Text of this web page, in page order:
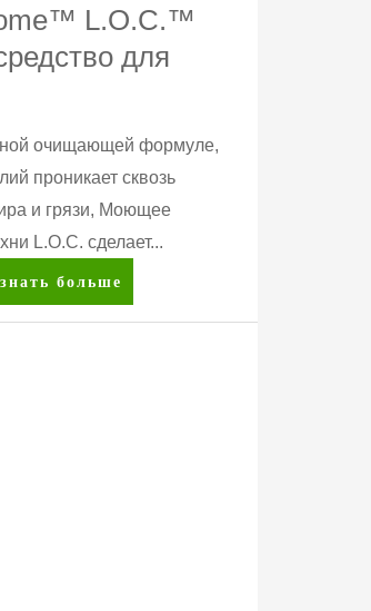
L.O.C.™
для
очищающей формуле,
проникает сквозь
и грязи, Моющее
L.O.C. сделает...
больше